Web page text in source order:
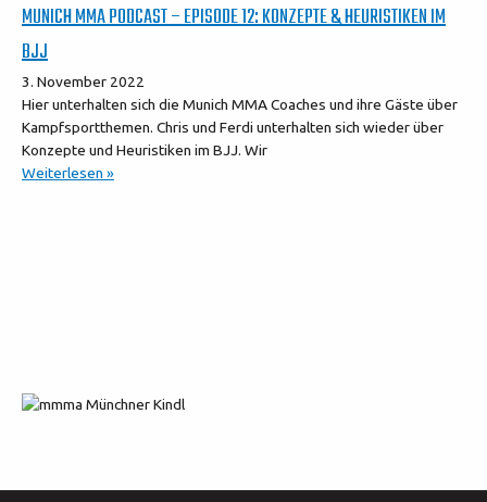
MUNICH MMA PODCAST – EPISODE 12: KONZEPTE & HEURISTIKEN IM
BJJ
3. November 2022
Hier unterhalten sich die Munich MMA Coaches und ihre Gäste über
Kampfsportthemen. Chris und Ferdi unterhalten sich wieder über
Konzepte und Heuristiken im BJJ. Wir
Weiterlesen »